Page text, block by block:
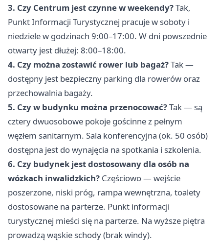
3. Czy Centrum jest czynne w weekendy?Tak,
Punkt Informacji Turystycznej pracuje w soboty i
niedziele w godzinach 9:00–17:00. W dni powszednie
otwarty jest dłużej: 8:00–18:00.
4. Czy można zostawić rower lub bagaż?Tak —
dostępny jest bezpieczny parking dla rowerów oraz
przechowalnia bagaży.
5. Czy w budynku można przenocować?Tak — są
cztery dwuosobowe pokoje gościnne z pełnym
węzłem sanitarnym. Sala konferencyjna (ok. 50 osób)
dostępna jest do wynajęcia na spotkania i szkolenia.
6. Czy budynek jest dostosowany dla osób na
wózkach inwalidzkich? Częściowo — wejście
poszerzone, niski próg, rampa wewnętrzna, toalety
dostosowane na parterze. Punkt informacji
turystycznej mieści się na parterze. Na wyższe piętra
prowadzą wąskie schody (brak windy).